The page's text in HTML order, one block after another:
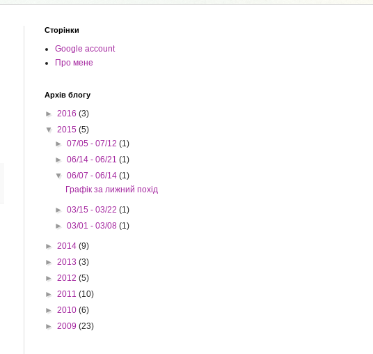
Сторінки
Google account
Про мене
Архів блогу
► 2016 (3)
▼ 2015 (5)
►07/05 - 07/12(1)
►06/14 - 06/21(1)
▼06/07 - 06/14(1)
Графік за лижний похід
►03/15 - 03/22(1)
►03/01 - 03/08(1)
► 2014 (9)
► 2013 (3)
► 2012 (5)
► 2011 (10)
► 2010 (6)
► 2009 (23)